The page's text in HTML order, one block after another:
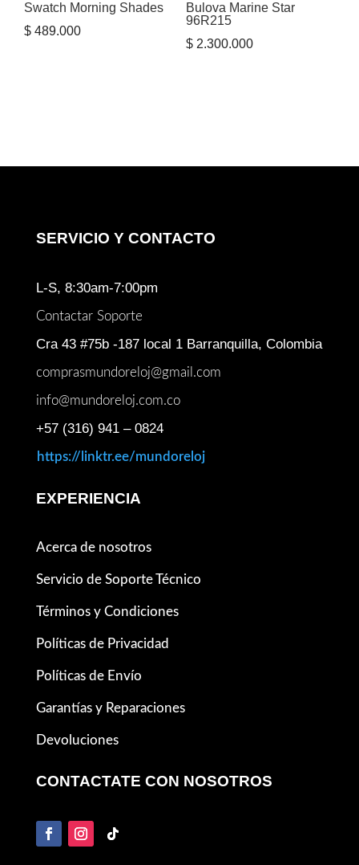
Swatch Morning Shades
$ 489.000
Bulova Marine Star
96R215
$2.300.000
SERVICIO Y CONTACTO
L-S, 8:30am-7:00pm
Contactar Soporte
Cra 43 #75b -187 local 1 Barranquilla, Colombia
comprasmundoreloj@gmail.com
info@mundoreloj.com.co
+57 (316) 941 – 0824
https://linktr.ee/mundoreloj
EXPERIENCIA
Acerca de nosotros
Servicio de Soporte Técnico
Términos y Condiciones
Políticas de Privacidad
Políticas de Envío
Garantías y Reparaciones
Devoluciones
CONTACTATE CON NOSOTROS